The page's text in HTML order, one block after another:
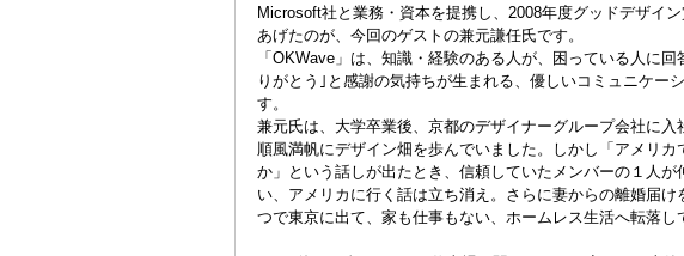
Microsoft社と業務・資本を提携し、2008年度グッドデザイ
あげたのが、今回のゲストの兼元謙任氏です。
「OKWave」は、知識・経験のある人が、困っている人に
りがとう｣と感謝の気持ちが生まれる、優しいコミュニケー
す。
兼元氏は、大学卒業後、京都のデザイナーグループ会社に入
順風満帆にデザイン畑を歩んでいました。しかし「アメリ
か」という話しが出たとき、信頼していたメンバーの１人が
い、アメリカに行く話は立ち消え。さらに妻からの離婚届け
つで東京に出て、家も仕事もない、ホームレス生活へ転落し